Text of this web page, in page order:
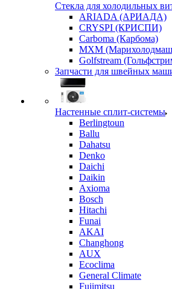
Стекла для холодильных
ARIADA (АРИАДА)
CRYSPI (КРИСПИ)
Carboma (Карбома)
MXM
Golfstream
Запчасти для швейных
Настенные сплит-системы
Berlingtoun
Ballu
Dahatsu
Denko
Daichi
Daikin
Axioma
Bosch
Hitachi
Funai
AKAI
Changhong
AUX
Ecoclima
General Climate
Fujimitsu